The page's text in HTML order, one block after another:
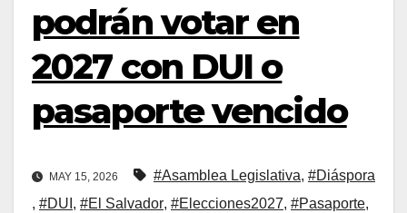
podrán votar en
2027 con DUI o
pasaporte vencido
MAY 15, 2026 #Asamblea Legislativa, #Diáspora
, #DUI , #El Salvador, #Elecciones2027, #Pasaporte,